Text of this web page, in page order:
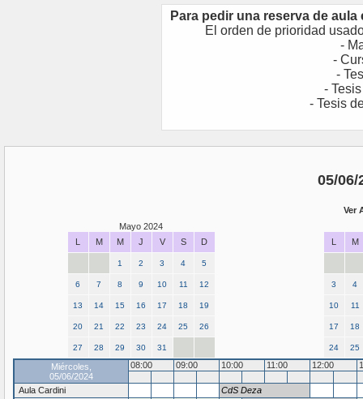
Para pedir una reserva de
El orden de prioridad
-
-
-
-
- Tesis
05/06/
Ver
Mayo 2024
L
M M J V S D
1 2 3 4 5
6 7 8 9 10 11 12
13 14 15 16 17 18 19
20 21 22 23 24 25 26
27 28 29 30 31
L M
3 4
10 11
17 18
24 25
Miércoles,
05/06/2024
08:00 09:00 10:00 11:00 12:00
Aula Cardini
CdS Deza